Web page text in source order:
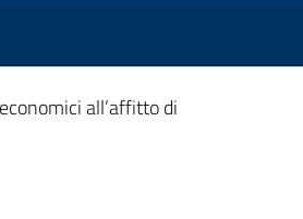
all’affitto di